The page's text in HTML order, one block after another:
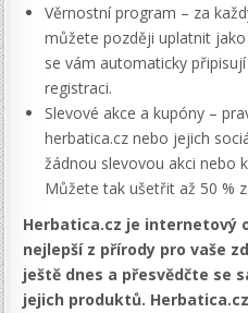
Věrnostní program – za
můžete později uplatnit
se vám automaticky
registraci.
Slevové akce a kupóny –
herbatica.cz nebo jejich
žádnou slevovou akci nebo
Můžete tak ušetřit až 50 %
Herbatica.cz je internetový
nejlepší z přírody pro vaše
ještě dnes a přesvědčte se
jejich produktů.